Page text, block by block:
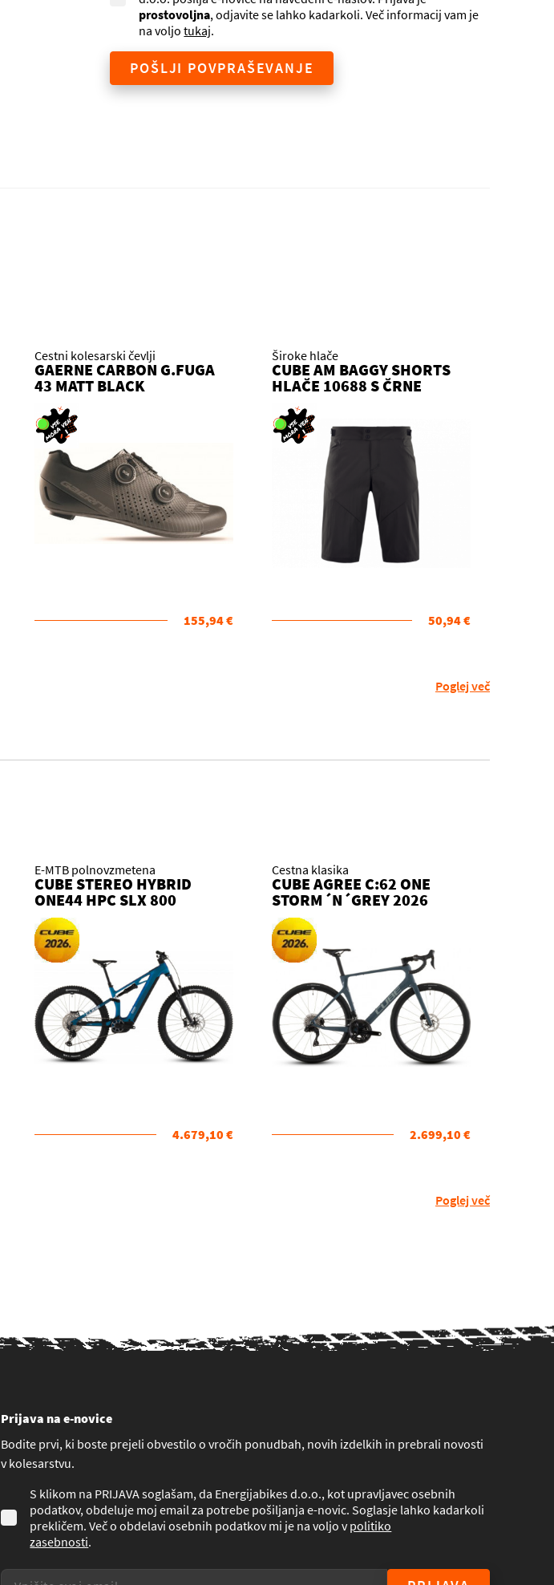
prostovoljna, odjavite se lahko kadarkoli. Več informacij vam je
na voljotukaj.
POŠLJI POVPRAŠEVANJE
Cestni kolesarski čevlji
GAERNE CARBON G.FUGA
43 MATT BLACK
155,94 €
Široke hlače
CUBE AM BAGGY SHORTS
HLAČE 10688 S ČRNE
50,94 €
Poglej več
E-MTB polnovzmetena
CUBE STEREO HYBRID
ONE44 HPC SLX 800
NEBULA´N´WHITE 2026
KOLO
4.679,10 €
Cestna klasika
CUBE AGREE C:62 ONE
STORM´N´GREY 2026
KOLO
2.699,10 €
Poglej več
Prijava na e-novice
Bodite prvi, ki boste prejeli obvestilo o vročih ponudbah, novih izdelkih in prebrali novosti
v kolesarstvu.
S klikom na PRIJAVA soglašam, da Energijabikes d.o.o., kot upravljavec osebnih
podatkov, obdeluje moj email za potrebe pošiljanja e-novic. Soglasje lahko kadarkoli
prekličem. Več o obdelavi osebnih podatkov mi je na voljo vpolitiko
zasebnosti.